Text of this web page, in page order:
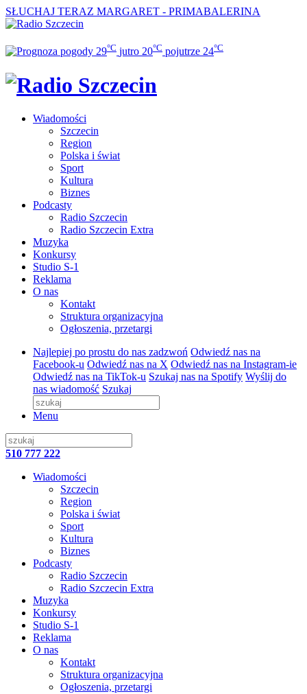
SŁUCHAJ TERAZ MARGARET - PRIMABALERINA
29°C jutro 20°C pojutrze 24°C
Wiadomości
Szczecin
Region
Polska i świat
Sport
Kultura
Biznes
Podcasty
Radio Szczecin
Radio Szczecin Extra
Muzyka
Konkursy
Studio S-1
Reklama
O nas
Kontakt
Struktura organizacyjna
Ogłoszenia, przetargi
Najlepiej po prostu do nas zadzwoń Odwiedź nas na
Facebook-u Odwiedź nas na X Odwiedź nas na Instagram-ie
Odwiedź nas na TikTok-u Szukaj nas na Spotify Wyślij do
nas wiadomość Szukaj
Menu
510 777 222
Wiadomości
Szczecin
Region
Polska i świat
Sport
Kultura
Biznes
Podcasty
Radio Szczecin
Radio Szczecin Extra
Muzyka
Konkursy
Studio S-1
Reklama
O nas
Kontakt
Struktura organizacyjna
Ogłoszenia, przetargi